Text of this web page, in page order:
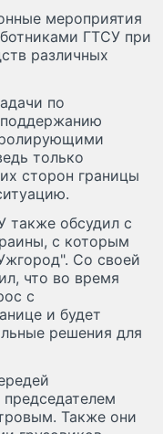
мероприятия
ГТСУ при
различных
по
только
сторон границы
также обсудил с
с которым
Со своей
что во время
с
и будет
решения для
Также они